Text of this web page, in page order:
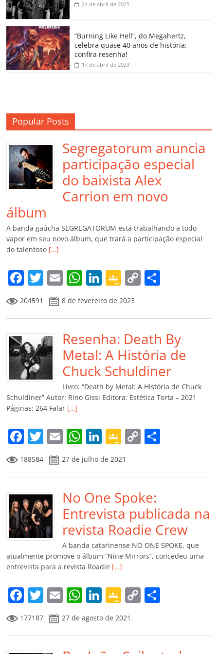
o
m
24 de abril de 2025
“Burning Like Hell”, do Megahertz,
celebra quase 40 anos de história;
confira resenha!
17 de abril de 2023
Popular Posts
Segregatorum anuncia
participação especial
do baixista Alex
Carrion em novo
álbum
A banda gaúcha SEGREGATORUM está trabalhando a todo
vapor em seu novo álbum, que trará a participação especial
do talentoso […]
F
a
c
e
b
o
o
k
T
w
itt
er
E
m
ai
l
W
at
s
A
p
p
Li
k
e
dI
n
G
o
o
gl
e
Cl
a
ss
ro
m
C
y
Li
n
k
p
ar
til
h
ar
204591 8 de fevereiro de 2023
Resenha: Death By
Metal: A História de
Chuck Schuldiner
Livro: “Death by Metal: A História de Chuck
Schuldiner” Autor: Rino Gissi Editora: Estética Torta – 2021
Páginas: 264 Falar […]
F
a
c
e
b
o
o
k
T
w
itt
er
E
m
ai
l
W
h
at
s
A
p
p
Li
n
k
e
dI
n
G
o
o
gl
e
Cl
a
ss
ro
o
m
C
y
Li
n
k
p
til
h
ar
188584 27 de julho de 2021
No One Spoke:
Entrevista publicada na
revista Roadie Crew
A banda catarinense NO ONE SPOKE, que
atualmente promove o álbum “Nine Mirrors”, concedeu uma
entrevista para a revista Roadie […]
F
a
c
e
T
w
itt
er
E
m
ai
l
W
at
s
Li
n
k
e
G
o
o
gl
C
y p
177187 27 de agosto de 2021